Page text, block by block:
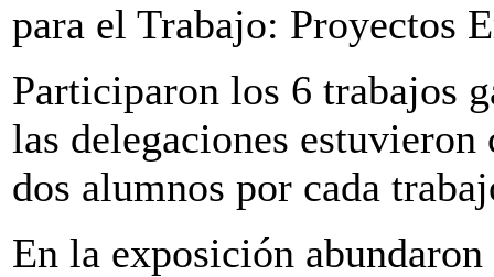
para el Trabajo: Proyectos
Participaron los 6 trabajos
las delegaciones
dos alumnos por cada
En la exposición